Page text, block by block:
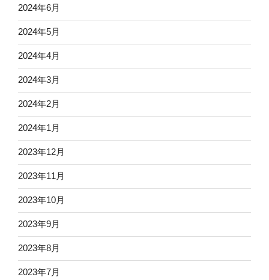
2024年6月
2024年5月
2024年4月
2024年3月
2024年2月
2024年1月
2023年12月
2023年11月
2023年10月
2023年9月
2023年8月
2023年7月